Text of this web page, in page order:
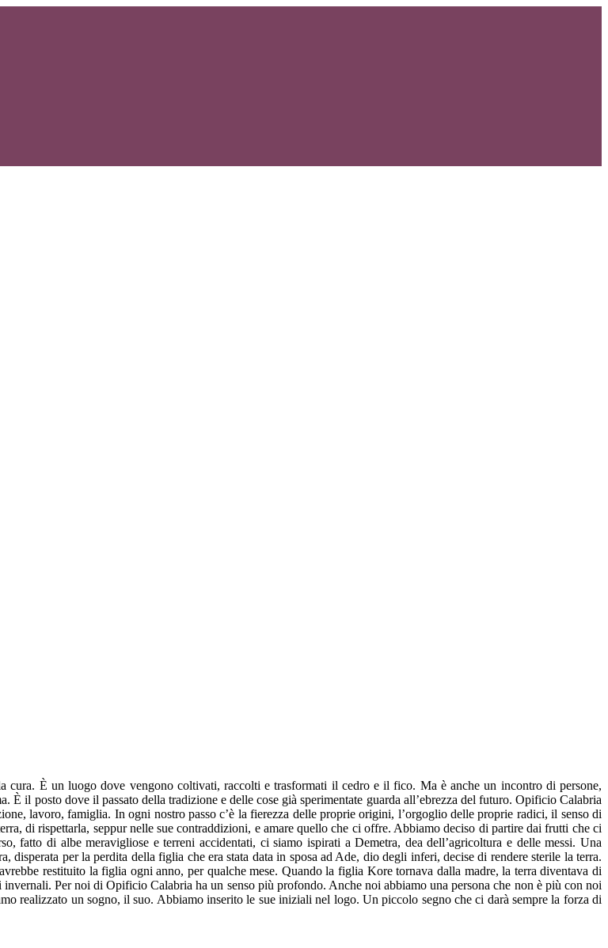
cura. È un luogo dove vengono coltivati, raccolti e trasformati il cedro e il fico. Ma è anche un incontro di persone,
il posto dove il passato della tradizione e delle cose già sperimentate guarda all’ebrezza del futuro. Opificio Calabria
lavoro, famiglia. In ogni nostro passo c’è la fierezza delle proprie origini, l’orgoglio delle proprie radici, il senso di
di rispettarla, seppur nelle sue contraddizioni, e amare quello che ci offre. Abbiamo deciso di partire dai frutti che ci
fatto di albe meravigliose e terreni accidentati, ci siamo ispirati a Demetra, dea dell’agricoltura e delle messi. Una
disperata per la perdita della figlia che era stata data in sposa ad Ade, dio degli inferi, decise di rendere sterile la terra.
restituito la figlia ogni anno, per qualche mese. Quando la figlia Kore tornava dalla madre, la terra diventava di
Per noi di Opificio Calabria ha un senso più profondo. Anche noi abbiamo una persona che non è più con noi
realizzato un sogno, il suo. Abbiamo inserito le sue iniziali nel logo. Un piccolo segno che ci darà sempre la forza di